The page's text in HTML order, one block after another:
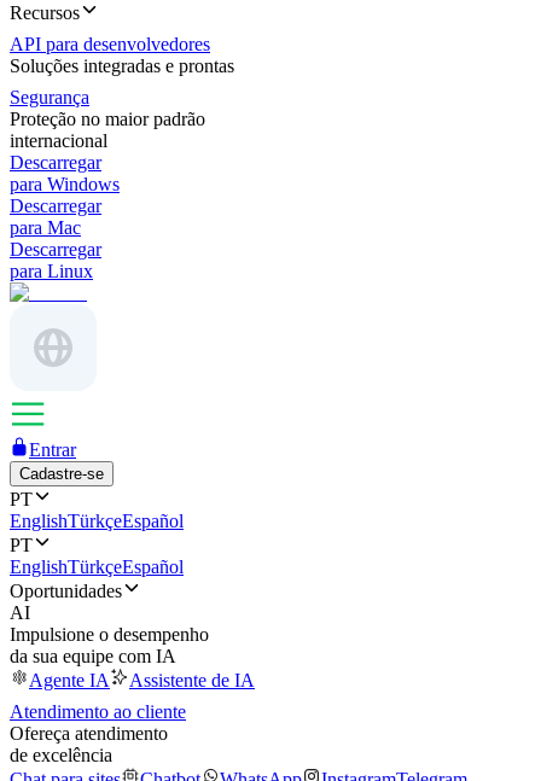
Recursos
API para desenvolvedores
Soluções integradas e prontas
Segurança
Proteção no maior padrão
internacional
Descarregar
para Windows
Descarregar
para Mac
Descarregar
para Linux
Entrar
Cadastre-se
PT
EnglishTürkçeEspañol
PT
EnglishTürkçeEspañol
Oportunidades
AI
Impulsione o desempenho
da sua equipe com IA
Agente IA
Assistente de IA
Atendimento ao cliente
Ofereça atendimento
de excelência